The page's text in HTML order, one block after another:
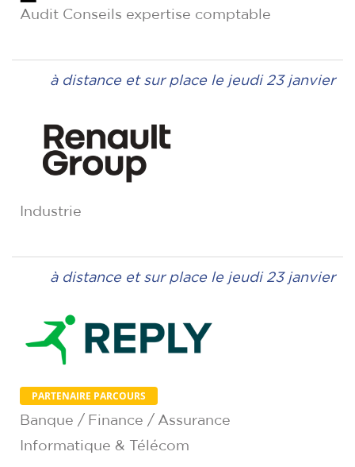
Audit Conseils expertise comptable
à distance et sur place le jeudi 23 janvier
Industrie
à distance et sur place le jeudi 23 janvier
PARTENAIRE PARCOURS
Banque / Finance / Assurance
Informatique & Télécom